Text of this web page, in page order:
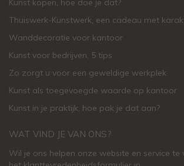
Kunst kopen, hoe doe je dat?
Thuiswerk-Kunstwerk, een cadeau met
Wanddecoratie voor kantoor
Kunst voor bedrijven, 5 tips
Zo zorgt u voor een geweldige werkplek
Kunst als toegevoegde waarde op kantoor
Kunst in je praktijk, hoe pak je dat aan?
WAT VIND JE VAN ONS?
Wil je ons helpen onze website en service te